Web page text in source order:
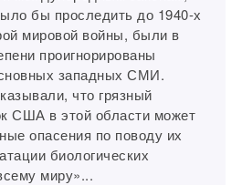
бы проследить до 1940-х
мировой войны, были в
проигнорированы
западных СМИ.
что грязный
США в этой области может
опасения по поводу их
биологических
миру»...